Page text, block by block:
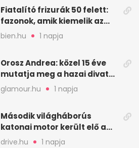
Fiatalító frizurák 50 felett:
fazonok, amik kiemelik az
arcodat
bien.hu 1 napja
Orosz Andrea: közel 15 éve
mutatja meg a hazai divat
arcait
glamour.hu 1 napja
Második világháborús
katonai motor került elő a
Dunából a Batthyány térnél
drive.hu 1 napja